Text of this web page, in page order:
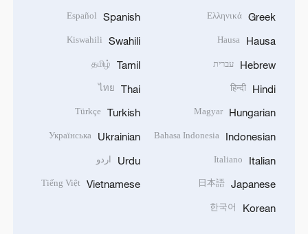
Greek
Ελληνικά
Hausa
Hausa
Hebrew עברית
Hindi
हिन्दी
Hungarian
Magyar
Indonesian
Bahasa Indonesia
Italian
Italiano
Japanese
日本語
Korean
한국어
Spanish
Español
Swahili
Kiswahili
Tamil
தமிழ்
Thai
ไทย
Turkish
Türkçe
Ukrainian
Українська
Urdu اردو
Vietnamese
Tiếng Việt